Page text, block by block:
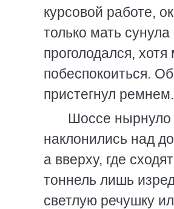
курсовой работе,
только мать
проголодался,
побеспокоиться.
пристегнул
Шоссе нырнуло
наклонились над
а вверху, где
тоннель лишь
светлую речушку